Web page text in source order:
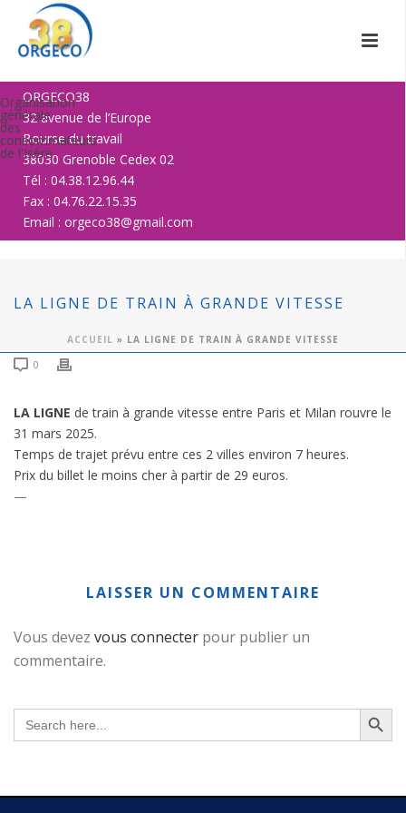
Organisation
générale
des
consommateurs
de l'Isère
ORGECO38
32 avenue de l’Europe
Bourse du travail
38030 Grenoble Cedex 02
Tél : 04.38.12.96.44
Fax : 04.76.22.15.35
Email : orgeco38@gmail.com
LA LIGNE DE TRAIN À GRANDE VITESSE
ACCUEIL » LA LIGNE DE TRAIN À GRANDE VITESSE
0
LA LIGNE de train à grande vitesse entre Paris et Milan rouvre le
31 mars 2025.
Temps de trajet prévu entre ces 2 villes environ 7 heures.
Prix du billet le moins cher à partir de 29 euros.
—
LAISSER UN COMMENTAIRE
Vous devez vous connecter pour publier un
commentaire.
Search
for:
Search Button